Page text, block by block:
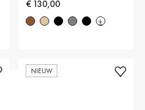
Nieuwe prijs
€ 130,00
NIEUW